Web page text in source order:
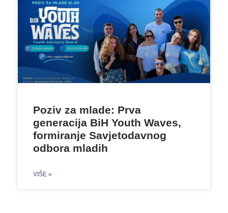
Poziv za mlade: Prva
generacija BiH Youth Waves,
formiranje Savjetodavnog
odbora mladih
VIŠE »